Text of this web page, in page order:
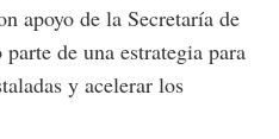
apoyo de la Secretaría de
de una estrategia para
y acelerar los